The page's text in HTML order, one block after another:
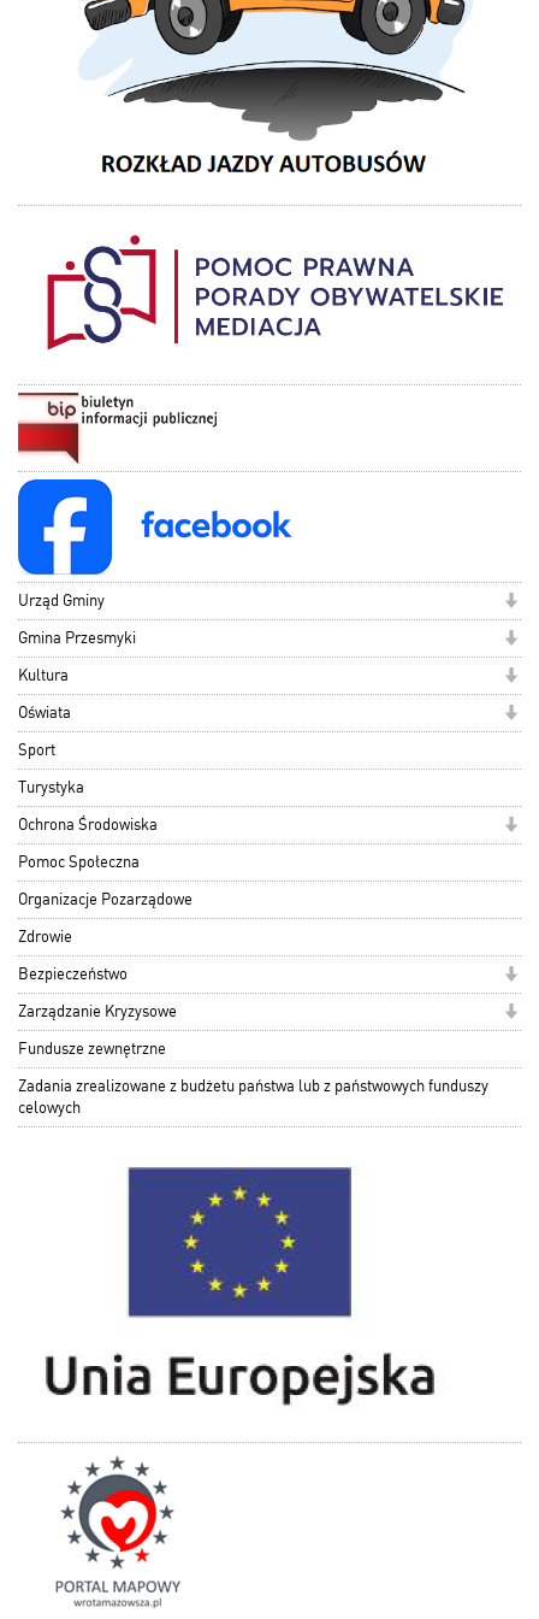
Urząd Gminy
Gmina Przesmyki
Kultura
Oświata
Sport
Turystyka
Ochrona Środowiska
Pomoc Społeczna
Organizacje Pozarządowe
Zdrowie
Bezpieczeństwo
Zarządzanie Kryzysowe
Fundusze zewnętrzne
Zadania zrealizowane z budżetu państwa lub z państwowych funduszy
celowych